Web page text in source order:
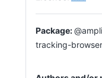
tracking-browser